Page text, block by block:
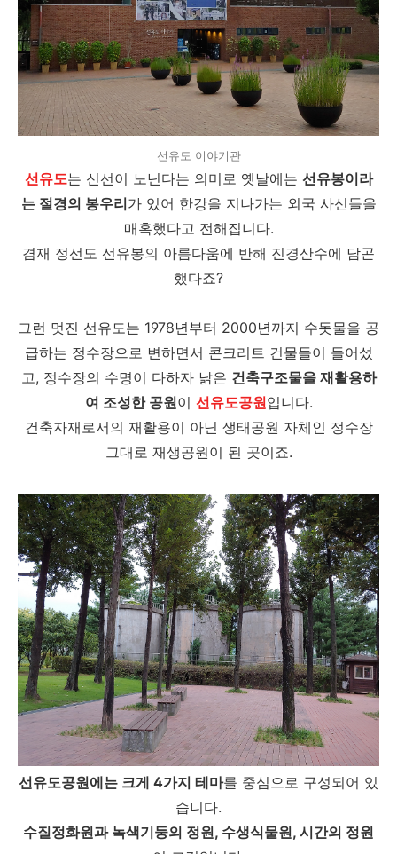
선유도 이야기관
선유도는 신선이 노닌다는 의미로 옛날에는 선유봉이라
는 절경의 봉우리가 있어 한강을 지나가는 외국 사신들을
매혹했다고 전해집니다.
겸재 정선도 선유봉의 아름다움에 반해 진경산수에 담곤
했다죠?
그런 멋진 선유도는 1978년부터 2000년까지 수돗물을 공
급하는 정수장으로 변하면서 콘크리트 건물들이 들어섰
고, 정수장의 수명이 다하자 낡은 건축구조물을 재활용하
여 조성한 공원이 선유도공원입니다.
건축자재로서의 재활용이 아닌 생태공원 자체인 정수장
그대로 재생공원이 된 곳이죠.
선유도공원에는 크게 4가지 테마를 중심으로 구성되어 있
습니다.
수질정화원과 녹색기둥의 정원, 수생식물원, 시간의 정원